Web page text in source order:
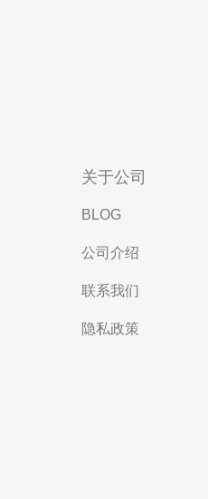
关于公司
BLOG
公司介绍
联系我们
隐私政策